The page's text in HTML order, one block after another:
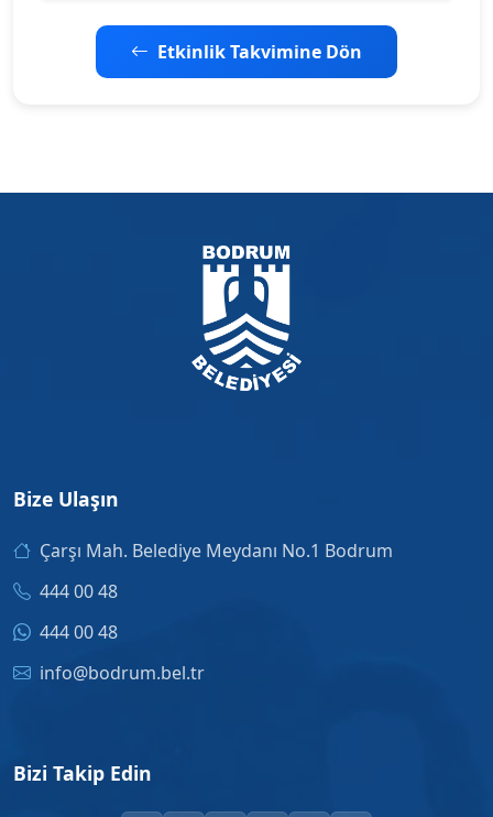
Etkinlik Takvimine Dön
Bize Ulaşın
Çarşı Mah. Belediye Meydanı No.1 Bodrum
444 00 48
444 00 48
info@bodrum.bel.tr
Bizi Takip Edin